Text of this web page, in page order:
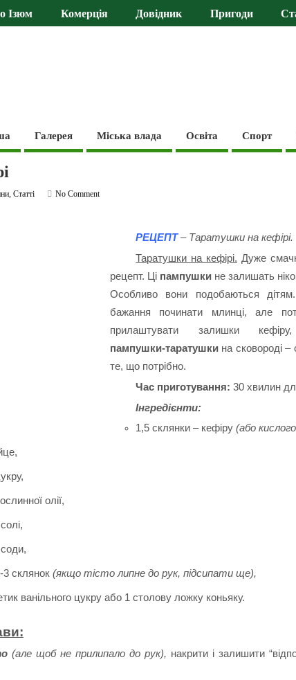
Ізюм Комерція Довідник Пригоди
Галерея Міська влада Освіта Спорт
,Статті
No Comment
РЕЦЕПТ– Таратушки на кефірі.
Таратушки на кефірі. Дуже
рецепт. Ці пампушкине залишать
Особливо вони подобаються
бажання починати млинці, але
прилаштувати залишки кефіру,
пампушки-таратушкина сковороді –
те, що потрібно.
Час приготування: 30 хвилин
Інгредієнти:
1,5 склянки – кефіру(або
олії,
склянок (якщо тісто липне до рук, підсипати ще),
ванільного цукру або 1 столову ложку коньяку.
(але щоб не прилипало до рук), накрити і залишити